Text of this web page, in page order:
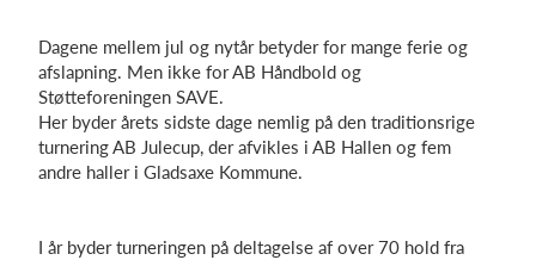
Hvad koster det?
Log på
Dagene mellem jul og nytår betyder for mange ferie og
afslapning. Men ikke for AB Håndbold og
Støtteforeningen SAVE.
Her byder årets sidste dage nemlig på den traditionsrige
turnering AB Julecup, der afvikles i AB Hallen og fem
andre haller i Gladsaxe Kommune.
I år byder turneringen på deltagelse af over 70 hold fra